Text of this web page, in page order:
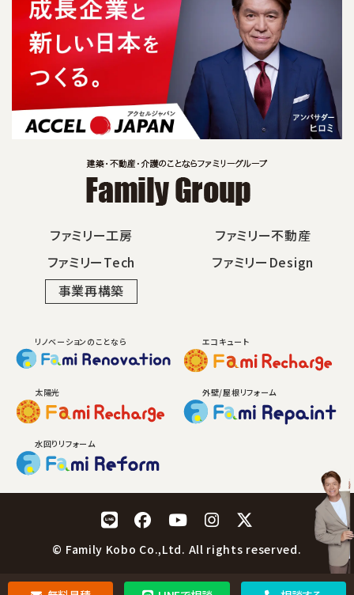
ファミリー工房
ファミリー不動産
ファミリーTech
ファミリーDesign
事業再構築
リノベーションのことなら エコキュート
太陽光 外壁/屋根リフォーム
水回りリフォーム
LINE Facebook
YouTubeInstagram
© Family Kobo Co.,Ltd. All rights reserved.